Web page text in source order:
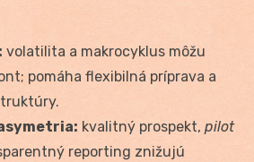
volatilita a makrocyklus môžu
pomáha flexibilná príprava a
kvalitný prospekt, pilot
reporting znižujú